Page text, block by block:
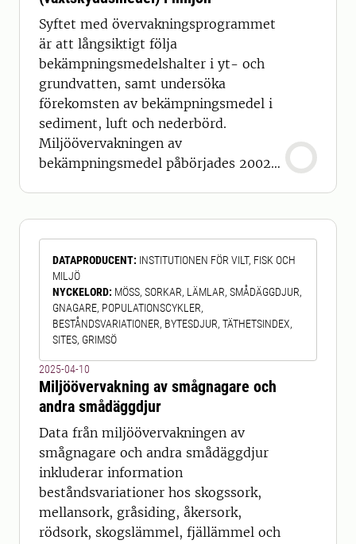
Syftet med övervakningsprogrammet
är att långsiktigt följa
bekämpningsmedelshalter i yt- och
grundvatten, samt undersöka
förekomsten av bekämpningsmedel i
sediment, luft och nederbörd.
Miljöövervakningen av
bekämpningsmedel påbörjades 2002
jordbruksregion i Sverige. Områdena
kallas typområden eftersom de kan
anses representera ett mer eller
mindre typiskt område i regionen. I
varje typområde provtas ytvatten och
sediment, från den bäck som
DATAPRODUCENT: INSTITUTIONEN FÖR VILT, FISK OCH
MILJÖ
NYCKELORD: MÖSS, SORKAR, LÄMLAR, SMÅDÄGGDJUR,
GNAGARE, POPULATIONSCYKLER,
BESTÅNDSVARIATIONER, BYTESDJUR, TÄTHETSINDEX,
SITES, GRIMSÖ
2025-04-10
Miljöövervakning av smågnagare och
andra smådäggdjur
Data från miljöövervakningen av
smågnagare och andra smådäggdjur
inkluderar information
beståndsvariationer hos skogssork,
mellansork, gråsiding, åkersork,
rödsork, skogslämmel, fjällämmel och